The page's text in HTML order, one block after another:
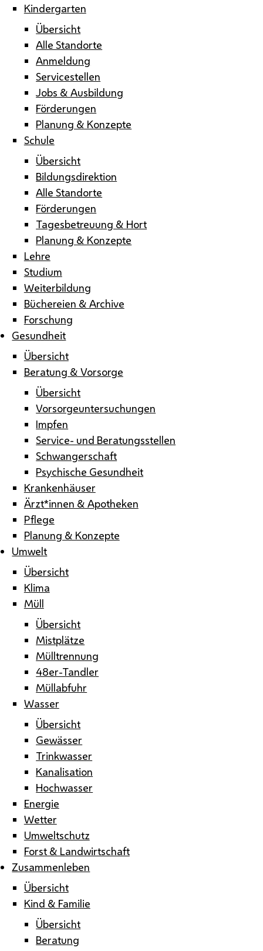
Kindergarten
Übersicht
Alle Standorte
Anmeldung
Servicestellen
Jobs & Ausbildung
Förderungen
Planung & Konzepte
Schule
Übersicht
Bildungsdirektion
Alle Standorte
Förderungen
Tagesbetreuung & Hort
Planung & Konzepte
Lehre
Studium
Weiterbildung
Büchereien & Archive
Forschung
Gesundheit
Übersicht
Beratung & Vorsorge
Übersicht
Vorsorgeuntersuchungen
Impfen
Service- und Beratungsstellen
Schwangerschaft
Psychische Gesundheit
Krankenhäuser
Ärzt*innen & Apotheken
Pflege
Planung & Konzepte
Umwelt
Übersicht
Klima
Müll
Übersicht
Mistplätze
Mülltrennung
48er-Tandler
Müllabfuhr
Wasser
Übersicht
Gewässer
Trinkwasser
Kanalisation
Hochwasser
Energie
Wetter
Umweltschutz
Forst & Landwirtschaft
Zusammenleben
Übersicht
Kind & Familie
Übersicht
Beratung